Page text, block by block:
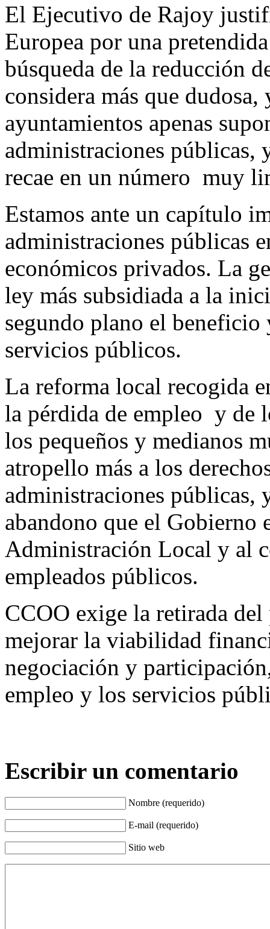
El Ejecutivo de Rajoy
Europea por una
búsqueda de la reducción
considera más que
ayuntamientos apenas
administraciones públicas,
recae en un número muy
Estamos ante un capítulo
administraciones públicas
económicos privados. La
ley más subsidiada a la
segundo plano el
servicios públicos.
La reforma local recogida
la pérdida de empleo y de
los pequeños y medianos
atropello más a los
administraciones públicas,
abandono que el Gobierno
Administración Local y al
empleados públicos.
CCOO exige la retirada
mejorar la viabilidad
negociación y
empleo y los servicios
Escribir un comentario
Nombre (requerido)
E-mail (requerido)
Sitio web